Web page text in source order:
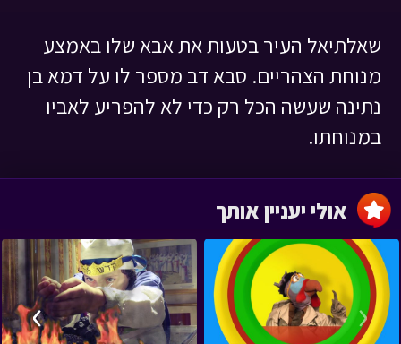
שאלתיאל העיר בטעות את אבא שלו באמצע
מנוחת הצהריים. סבא דב מספר לו על דמא בן
נתינה שעשה הכל רק כדי לא להפריע לאביו
במנוחתו.
‹
›